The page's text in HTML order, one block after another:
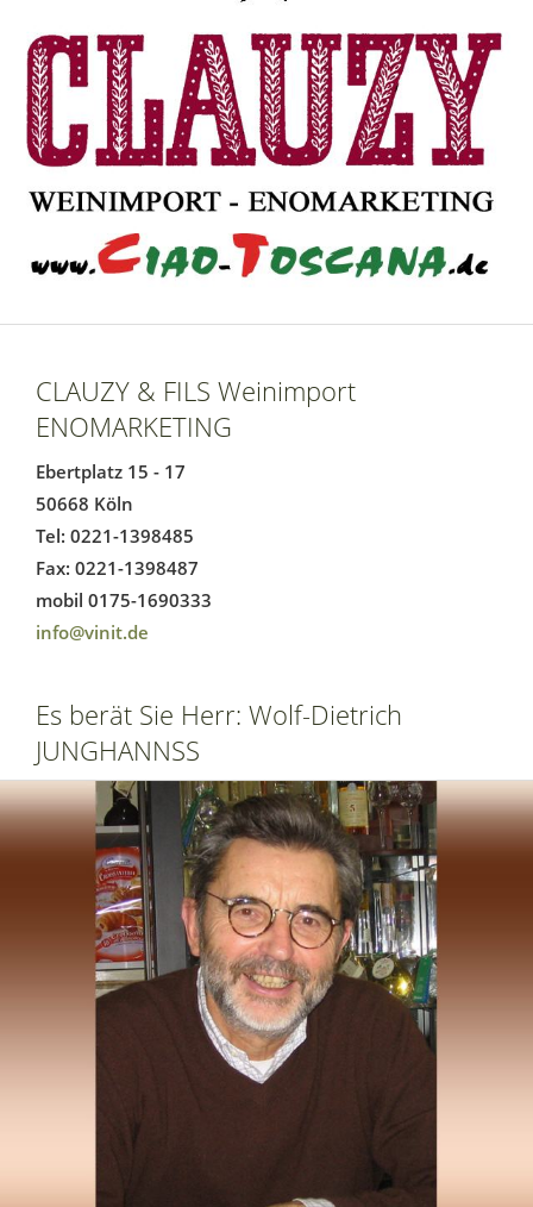
CLAUZY & FILS Weinimport
ENOMARKETING
Ebertplatz 15 - 17
50668 Köln
Tel: 0221-1398485
Fax: 0221-1398487
mobil 0175-1690333
info@vinit.de
Es berät Sie Herr: Wolf-Dietrich
JUNGHANNSS